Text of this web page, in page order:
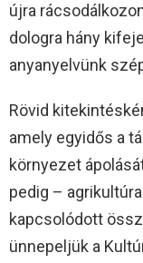
újra
dologra hány
anyanyelvünk
Rövid
amely egyidős a
környezet
pedig –
kapcsolódott
ünnepeljük a